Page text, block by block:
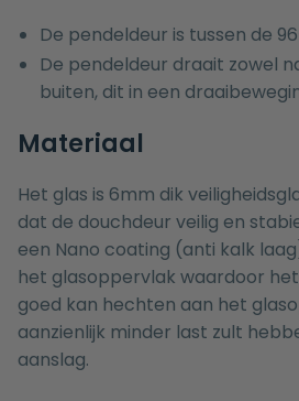
De pendeldeur is tussen de
De pendeldeur draait zowel
buiten, dit in een
Materiaal
Het glas is 6mm dik
dat de douchdeur veilig en
een Nano coating (anti kalk
het glasoppervlak waardoor
goed kan hechten aan het
aanzienlijk minder last zult
aanslag.